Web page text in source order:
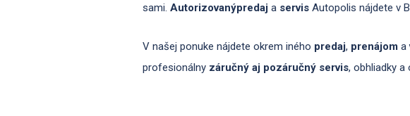
sami. Autorizovanýpredaj a servis Autopolis nájdete v
V našej ponuke nájdete okrem iného predaj, prenájom a
profesionálny záručný aj pozáručný servis, obhliadky a